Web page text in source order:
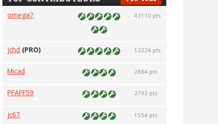
omega7 43110 pts
jchd (PRO) 12224 pts
Micad 2884 pts
PFAFF59 2792 pts
jc67 1554 pts